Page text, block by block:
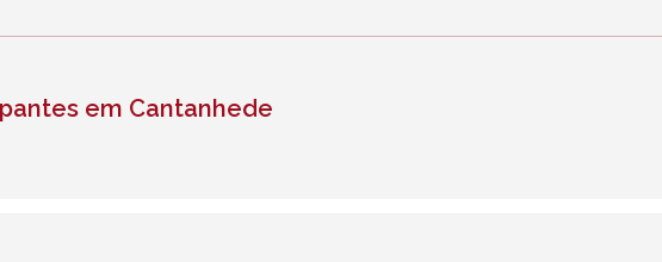
em Cantanhede